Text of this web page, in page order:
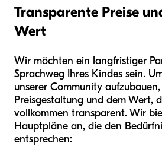
Transparente Preise
Wert
Wir möchten ein langfristiger
Sprachweg Ihres Kindes sein.
unserer Community
Preisgestaltung und dem Wert,
vollkommen transparent. Wir
Hauptpläne an, die den
entsprechen: